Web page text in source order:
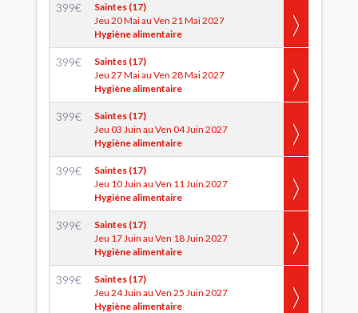
399€
Saintes (17)
Jeu 20 Mai au Ven 21 Mai 2027
Hygiène alimentaire
399€
Saintes (17)
Jeu 27 Mai au Ven 28 Mai 2027
Hygiène alimentaire
399€
Saintes (17)
Jeu 03 Juin au Ven 04 Juin 2027
Hygiène alimentaire
399€
Saintes (17)
Jeu 10 Juin au Ven 11 Juin 2027
Hygiène alimentaire
399€
Saintes (17)
Jeu 17 Juin au Ven 18 Juin 2027
Hygiène alimentaire
399€
Saintes (17)
Jeu 24 Juin au Ven 25 Juin 2027
Hygiène alimentaire